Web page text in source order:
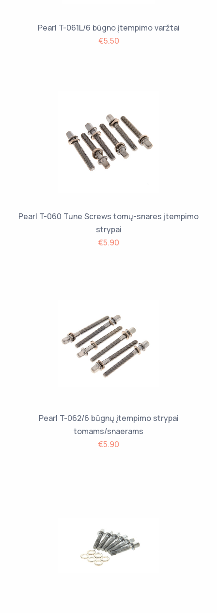
Pearl T-061L/6 būgno įtempimo varžtai
€5.50
Pearl T-060 Tune Screws tomų-snares įtempimo
strypai
€5.90
Pearl T-062/6 būgnų įtempimo strypai
tomams/snaerams
€5.90